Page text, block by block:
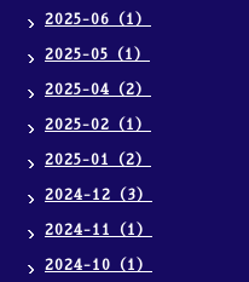
2025-06（1）
2025-05（1）
2025-04（2）
2025-02（1）
2025-01（2）
2024-12（3）
2024-11（1）
2024-10（1）